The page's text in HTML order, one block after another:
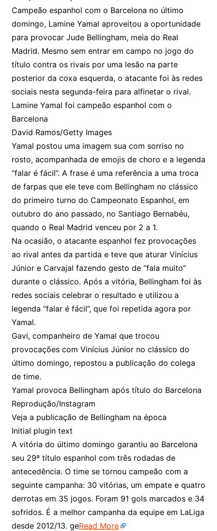
Campeão espanhol com o Barcelona no último
domingo, Lamine Yamal aproveitou a oportunidade
para provocar Jude Bellingham, meia do Real
Madrid. Mesmo sem entrar em campo no jogo do
título contra os rivais por uma lesão na parte
posterior da coxa esquerda, o atacante foi às redes
sociais nesta segunda-feira para alfinetar o rival.
Lamine Yamal foi campeão espanhol com o
Barcelona
David Ramos/Getty Images
Yamal postou uma imagem sua com sorriso no
rosto, acompanhada de emojis de choro e a legenda
“falar é fácil”. A frase é uma referência a uma troca
de farpas que ele teve com Bellingham no clássico
do primeiro turno do Campeonato Espanhol, em
outubro do ano passado, no Santiago Bernabéu,
quando o Real Madrid venceu por 2 a 1.
Na ocasião, o atacante espanhol fez provocações
ao rival antes da partida e teve que aturar Vinícius
Júnior e Carvajal fazendo gesto de “fala muito”
durante o clássico. Após a vitória, Bellingham foi às
redes sociais celebrar o resultado e utilizou a
legenda “falar é fácil”, que foi repetida agora por
Yamal.
Gavi, companheiro de Yamal que trocou
provocações com Vinícius Júnior no clássico do
último domingo, repostou a publicação do colega
de time.
Yamal provoca Bellingham após título do Barcelona
Reprodução/Instagram
Veja a publicação de Bellingham na época
Initial plugin text
A vitória do último domingo garantiu ao Barcelona
seu 29º título espanhol com três rodadas de
antecedência. O time se tornou campeão com a
seguinte campanha: 30 vitórias, um empate e quatro
derrotas em 35 jogos. Foram 91 gols marcados e 34
sofridos. É a melhor campanha da equipe em LaLiga
desde 2012/13. geRead More